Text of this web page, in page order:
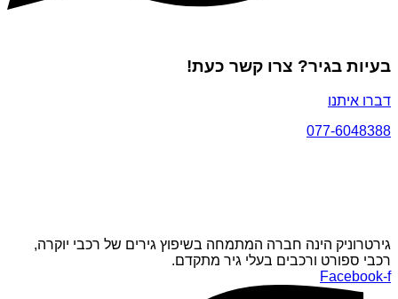
בעיות בגיר? צרו קשר כעת!
דברו איתנו
077-6048388
גירטרוניק הינה חברה המתמחה בשיפוץ גירים של רכבי יוקרה,
רכבי ספורט ורכבים בעלי גיר מתקדם.
Facebook-f